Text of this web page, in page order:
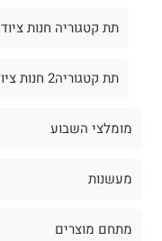
תת קטגוריה חנות ציוד
תת קטגוריה2 חנות ציוד
מומלצי השבוע
מעשנות
מתחם מוצרים